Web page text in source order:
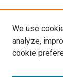
We use
analyze,
cookie